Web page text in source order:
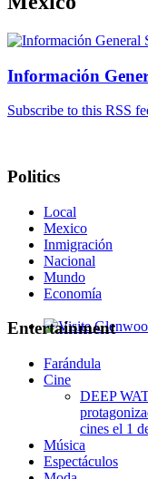
Información
Subscribe to this RSS
Politics
Local
Mexico
Inmigración
Nacional
Mundo
Economía
Entertainment
Farándula
Cine
DEEP
cines el 1
Música
Espectáculos